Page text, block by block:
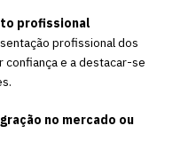
profissional
profissional dos
confiança e a destacar-se
no mercado ou